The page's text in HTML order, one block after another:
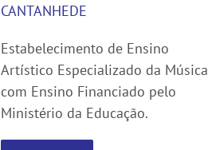
CANTANHEDE
Estabelecimento de Ensino
Artístico Especializado da Música
com Ensino Financiado pelo
Ministério da Educação.